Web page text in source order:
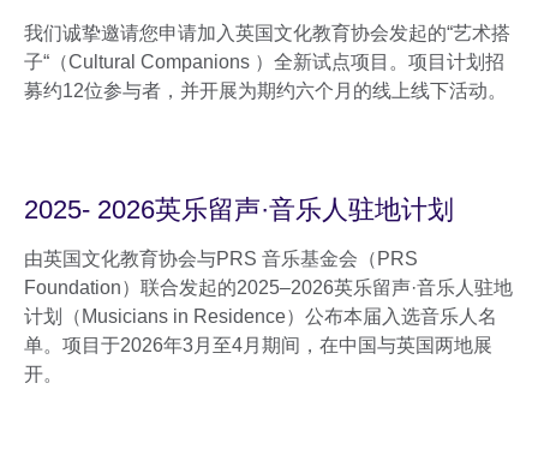
我们诚挚邀请您申请加入英国文化教育协会发起的“艺术搭
子“（Cultural Companions ）全新试点项目。项目计划招
募约12位参与者，并开展为期约六个月的线上线下活动。
2025- 2026英乐留声·音乐人驻地计划
由英国文化教育协会与PRS 音乐基金会（PRS
Foundation）联合发起的2025–2026英乐留声·音乐人驻地
计划（Musicians in Residence）公布本届入选音乐人名
单。项目于2026年3月至4月期间，在中国与英国两地展
开。